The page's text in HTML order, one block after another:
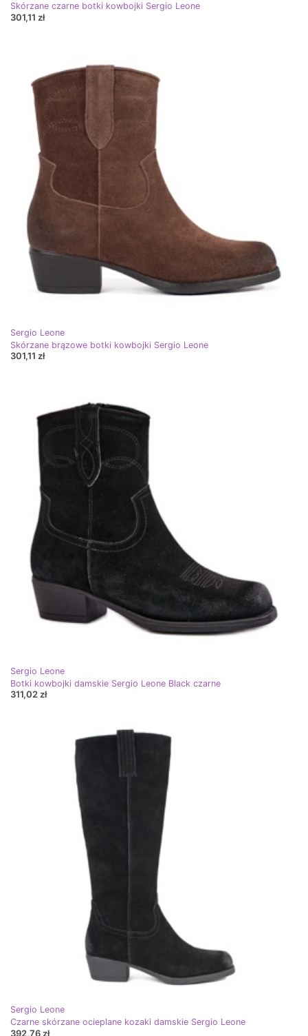
Skórzane czarne botki kowbojki Sergio Leone
301,11 zł
Sergio Leone
Skórzane brązowe botki kowbojki Sergio Leone
301,11 zł
Sergio Leone
Botki kowbojki damskie Sergio Leone Black czarne
311,02 zł
Sergio Leone
Czarne skórzane ocieplane kozaki damskie Sergio Leone
392,76 zł